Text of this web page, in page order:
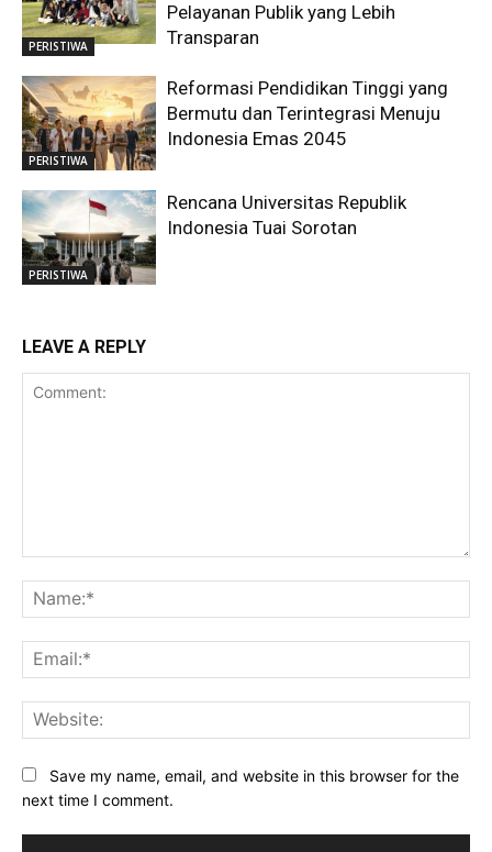
PERISTIWA
Pelayanan Publik yang Lebih
Transparan
PERISTIWA
Reformasi Pendidikan Tinggi yang
Bermutu dan Terintegrasi Menuju
Indonesia Emas 2045
PERISTIWA
Rencana Universitas Republik
Indonesia Tuai Sorotan
LEAVE A REPLY
Save my name, email, and website in this browser for the
next time I comment.